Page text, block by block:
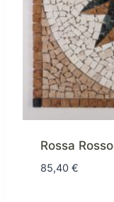
Rossa Rosso
85,40 €